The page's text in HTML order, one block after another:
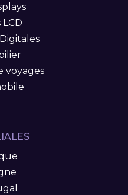
LCD
voyages